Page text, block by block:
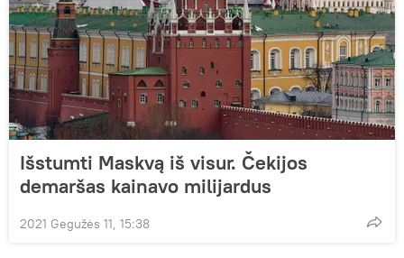
Išstumti Maskvą iš visur. Čekijos
demaršas kainavo milijardus
2021 Gegužės 11, 15:38